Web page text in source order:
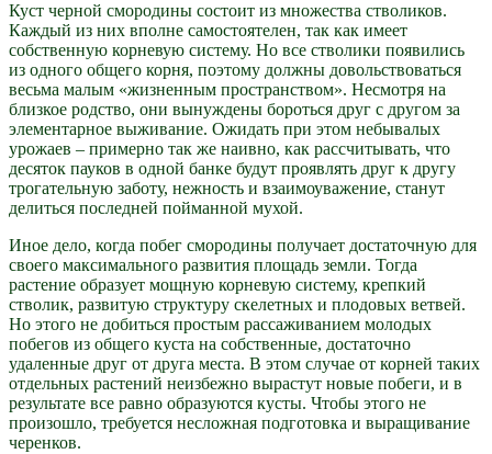
Куст черной смородины состоит из множества стволиков.
Каждый из них вполне самостоятелен, так как имеет
собственную корневую систему. Но все стволики появились
из одного общего корня, поэтому должны довольствоваться
весьма малым «жизненным пространством». Несмотря на
близкое родство, они вынуждены бороться друг с другом за
элементарное выживание. Ожидать при этом небывалых
урожаев – примерно так же наивно, как рассчитывать, что
десяток пауков в одной банке будут проявлять друг к другу
трогательную заботу, нежность и взаимоуважение, станут
делиться последней пойманной мухой.
Иное дело, когда побег смородины получает достаточную для
своего максимального развития площадь земли. Тогда
растение образует мощную корневую систему, крепкий
стволик, развитую структуру скелетных и плодовых ветвей.
Но этого не добиться простым рассаживанием молодых
побегов из общего куста на собственные, достаточно
удаленные друг от друга места. В этом случае от корней таких
отдельных растений неизбежно вырастут новые побеги, и в
результате все равно образуются кусты. Чтобы этого не
произошло, требуется несложная подготовка и выращивание
черенков.